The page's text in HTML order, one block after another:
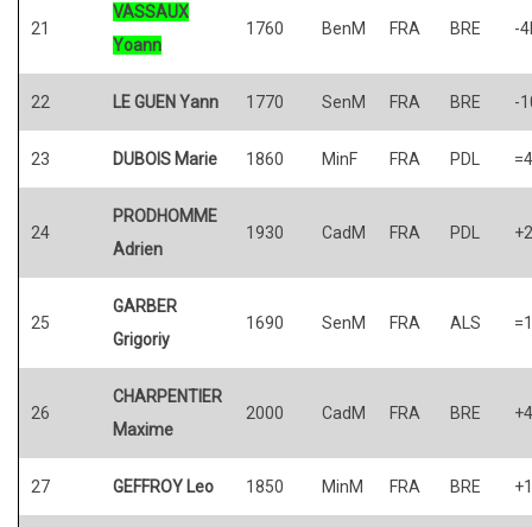
21
VASSAUX
Yoann
1760 BenM FRA BRE -
22 LE GUEN Yann 1770 SenM FRA BRE -
23 DUBOIS Marie 1860 MinF FRA PDL
24
PRODHOMME
Adrien
1930 CadM FRA PDL
25
GARBER
Grigoriy
1690 SenM FRA ALS
26
CHARPENTIER
Maxime
2000 CadM FRA BRE
27 GEFFROY Leo 1850 MinM FRA BRE